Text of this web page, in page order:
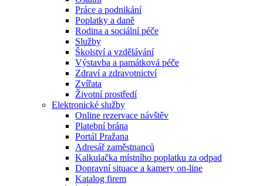
Práce a podnikání
Poplatky a daně
Rodina a sociální péče
Služby
Školství a vzdělávání
Výstavba a památková péče
Zdraví a zdravotnictví
Zvířata
Životní prostředí
Elektronické služby
Online rezervace návštěv
Platební brána
Portál Pražana
Adresář zaměstnanců
Kalkulačka místního poplatku za odpad
Dopravní situace a kamery on-line
Katalog firem